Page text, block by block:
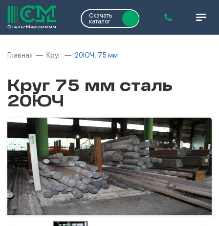
Скачать
каталог
Главная Круг 20ЮЧ, 75 мм
Круг 75 мм сталь
20ЮЧ